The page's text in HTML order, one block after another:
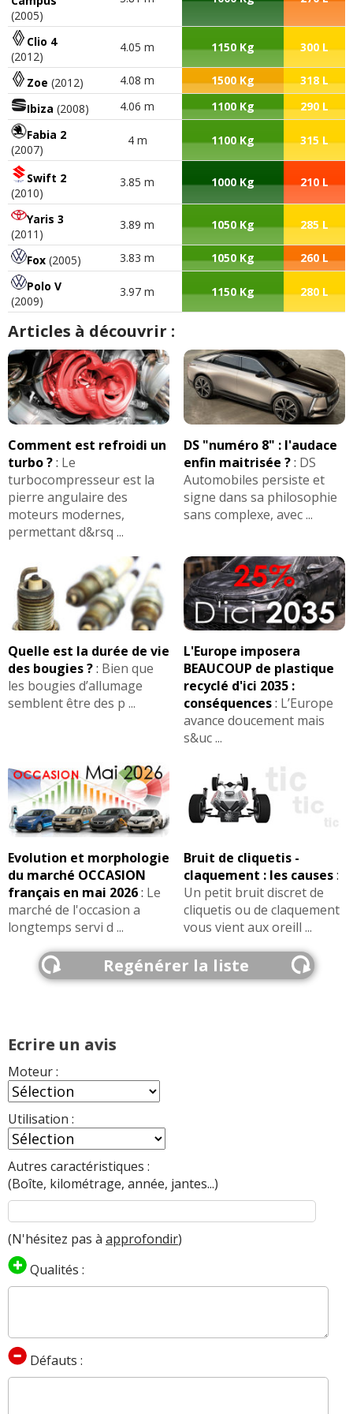
0.90 / 10% bonus)
Commenter cet avis
(Votre post sera visible sous le commentaire
après validation)
Tous les autresavis >>
(2005)
Clio 4
(2012)
4.05 m 1150 Kg 300 L
Zoe (2012) 4.08 m 1500 Kg
318 L
Ibiza (2008) 4.06 m 1100 Kg
290 L
Fabia 2
(2007)
4 m 1100 Kg 315 L
Swift 2
(2010)
3.85 m 1000 Kg 210 L
Yaris 3
(2011)
3.89 m 1050 Kg 285 L
Fox (2005) 3.83 m 1050 Kg
260 L
Polo V
(2009)
3.97 m 1150 Kg 280 L
Articles à découvrir :
Comment est refroidi un
turbo ?: Le
turbocompresseur est la
pierre angulaire des
moteurs modernes,
permettant d&rsq ...
DS "numéro 8" : l'audace
enfin maitrisée ?: DS
Automobiles persiste et
signe dans sa philosophie
sans complexe, avec ...
Quelle est la durée de vie
des bougies ?: Bien que
les bougies d’allumage
semblent être des p ...
L'Europe imposera
BEAUCOUP de plastique
recyclé d'ici 2035 :
conséquences: L’Europe
avance doucement mais
s&uc ...
Evolution et morphologie
du marché OCCASION
français en mai 2026: Le
marché de l'occasion a
longtemps servi d ...
Bruit de cliquetis -
claquement : les causes:
Un petit bruit discret de
cliquetis ou de claquement
vous vient aux oreill ...
Regénérer la liste
Ecrire un avis
Moteur :
Utilisation :
Autres caractéristiques :
(Boîte, kilométrage, année, jantes...)
(N'hésitez pas à approfondir)
Qualités :
Défauts :